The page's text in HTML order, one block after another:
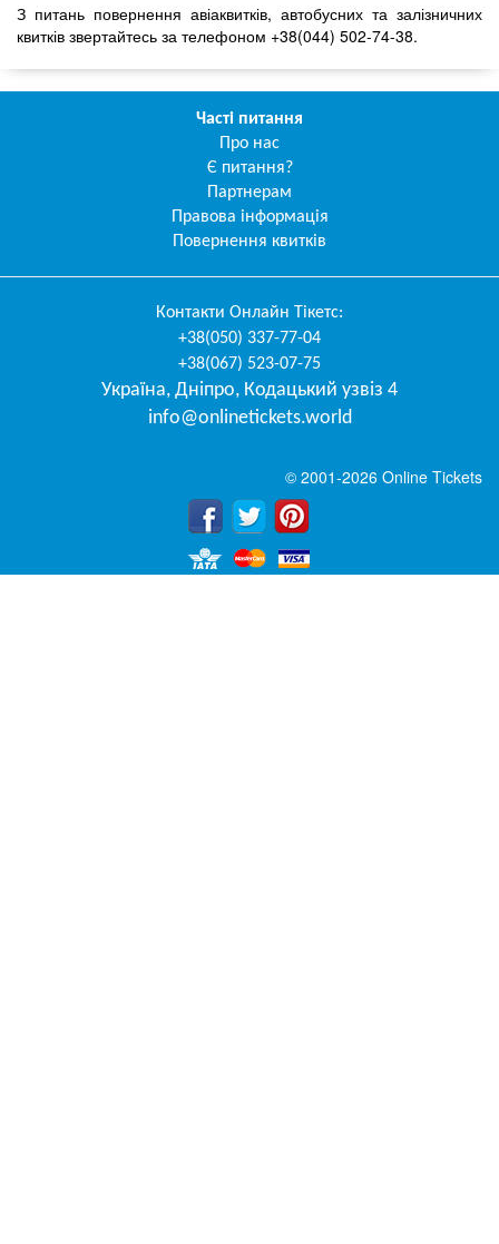
З питань повернення авіаквитків, автобусних та залізничних
квитків звертайтесь за телефоном +38(044) 502-74-38.
Часті питання
Про нас
Є питання?
Партнерам
Правова інформація
Повернення квитків
Контакти Онлайн Тікетс:
+38(050) 337-77-04
+38(067) 523-07-75
Україна, Дніпро, Кодацький узвіз 4
info@onlinetickets.world
© 2001-2026 Online Tickets